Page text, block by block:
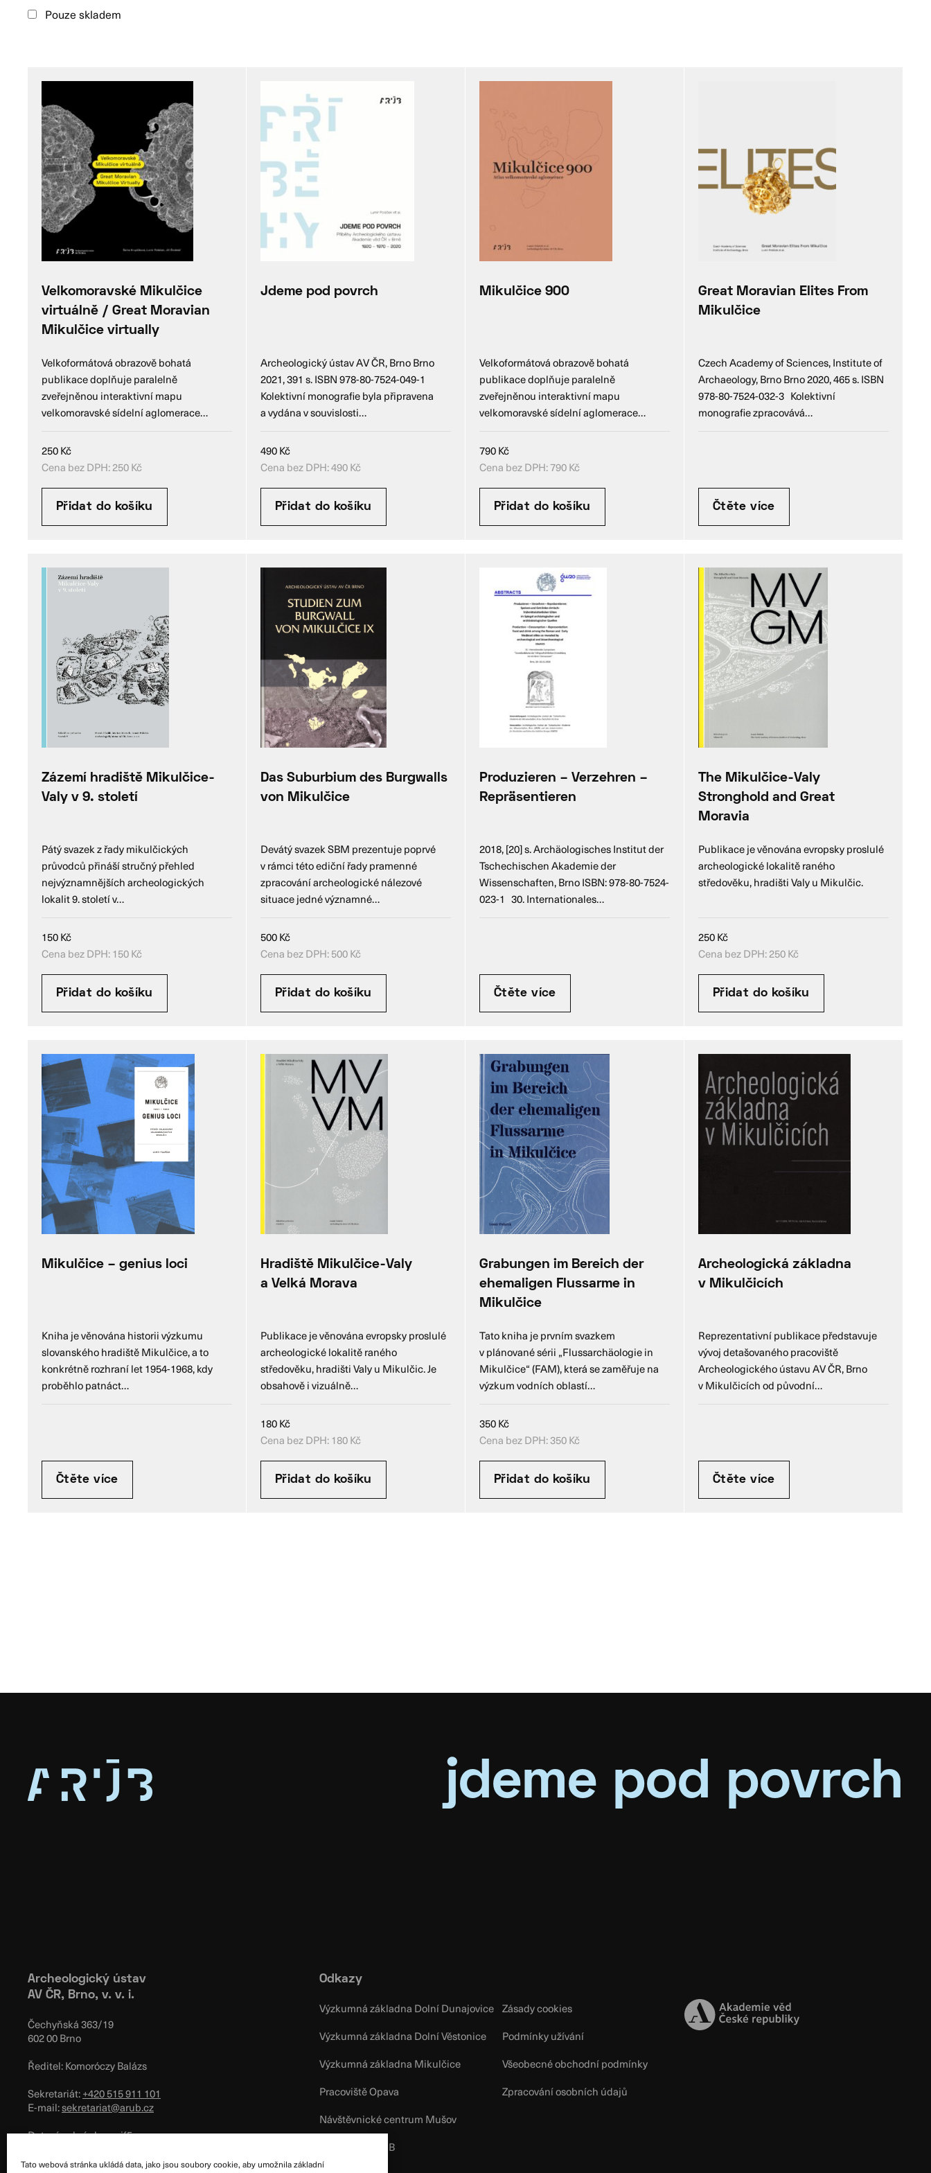
Tato webová stránka ukládá data, jako jsou soubory cookie, aby umožnila základní
Pouze skladem
Velkomoravské Mikulčice
virtuálně / Great Moravian
Mikulčice virtually
Velkoformátová obrazově bohatá
publikace doplňuje paralelně
zveřejněnou interaktivní mapu
velkomoravské sídelní aglomerace…
250Kč
Cena bez DPH:250Kč
Přidat do košíku
Jdeme pod povrch
Archeologický ústav AV ČR, Brno Brno
2021, 391 s. ISBN 978-80-7524-049-1
Kolektivní monografie byla připravena
a vydána v souvislosti…
490Kč
Cena bez DPH:490Kč
Přidat do košíku
Mikulčice 900
Velkoformátová obrazově bohatá
publikace doplňuje paralelně
zveřejněnou interaktivní mapu
velkomoravské sídelní aglomerace…
790Kč
Cena bez DPH:790Kč
Přidat do košíku
Great Moravian Elites From
Mikulčice
Czech Academy of Sciences, Institute of
Archaeology, Brno Brno 2020, 465 s. ISBN
978-80-7524-032-3 Kolektivní
monografie zpracovává…
Čtěte více
Zázemí hradiště Mikulčice-
Valy v 9. století
Pátý svazek z řady mikulčických
průvodců přináší stručný přehled
nejvýznamnějších archeologických
lokalit 9. století v…
150Kč
Cena bez DPH:150Kč
Přidat do košíku
Das Suburbium des Burgwalls
von Mikulčice
Devátý svazek SBM prezentuje poprvé
v rámci této ediční řady pramenné
zpracování archeologické nálezové
situace jedné významné…
500Kč
Cena bez DPH:500Kč
Přidat do košíku
Produzieren – Verzehren –
Repräsentieren
2018, [20] s. Archäologisches Institut der
Tschechischen Akademie der
Wissenschaften, Brno ISBN: 978-80-7524-
023-1 30. Internationales…
Čtěte více
The Mikulčice-Valy
Stronghold and Great
Moravia
Publikace je věnována evropsky proslulé
archeologické lokalitě raného
středověku, hradišti Valy u Mikulčic.
250Kč
Cena bez DPH:250Kč
Přidat do košíku
Mikulčice – genius loci
Kniha je věnována historii výzkumu
slovanského hradiště Mikulčice, a to
konkrétně rozhraní let 1954-1968, kdy
proběhlo patnáct…
Čtěte více
Hradiště Mikulčice-Valy
a Velká Morava
Publikace je věnována evropsky proslulé
archeologické lokalitě raného
středověku, hradišti Valy u Mikulčic. Je
obsahově i vizuálně…
180Kč
Cena bez DPH:180Kč
Přidat do košíku
Grabungen im Bereich der
ehemaligen Flussarme in
Mikulčice
Tato kniha je prvním svazkem
v plánované sérii „Flussarchäologie in
Mikulčice“ (FAM), která se zaměřuje na
výzkum vodních oblastí…
350Kč
Cena bez DPH:350Kč
Přidat do košíku
Archeologická základna
v Mikulčicích
Reprezentativní publikace představuje
vývoj detašovaného pracoviště
Archeologického ústavu AV ČR, Brno
v Mikulčicích od původní…
Čtěte více
jdeme pod povrch
Archeologický ústav
AV ČR, Brno, v. v. i.
Čechyňská 363/19
602 00 Brno
Ředitel: Komoróczy Balázs
Sekretariát:+420 515 911 101
E-mail:sekretariat@arub.cz
Datová schránka: xnjf5zy
Odkazy
Výzkumná základna Dolní Dunajovice
Výzkumná základna Dolní Věstonice
Výzkumná základna Mikulčice
Pracoviště Opava
Návštěvnické centrum Mušov
Facebook ARÚB
Zásady cookies
Podmínky užívání
Všeobecné obchodní podmínky
Zpracování osobních údajů